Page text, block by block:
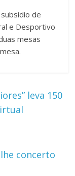
de
e Desportivo
mesas
leva 150
concerto